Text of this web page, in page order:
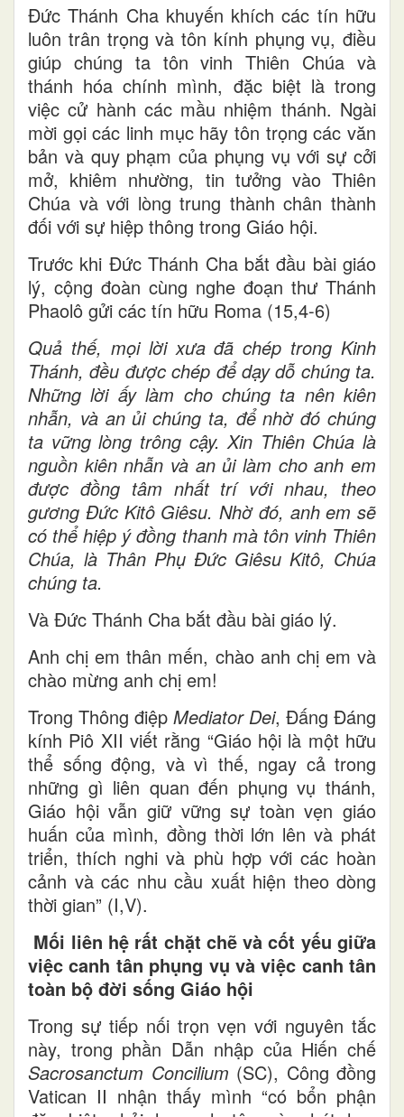
Đức Thánh Cha khuyến khích các tín hữu
luôn trân trọng và tôn kính phụng vụ, điều
giúp chúng ta tôn vinh Thiên Chúa và
thánh hóa chính mình, đặc biệt là trong
việc cử hành các mầu nhiệm thánh. Ngài
mời gọi các linh mục hãy tôn trọng các văn
bản và quy phạm của phụng vụ với sự cởi
mở, khiêm nhường, tin tưởng vào Thiên
Chúa và với lòng trung thành chân thành
đối với sự hiệp thông trong Giáo hội.
Trước khi Đức Thánh Cha bắt đầu bài giáo
lý, cộng đoàn cùng nghe đoạn thư Thánh
Phaolô gửi các tín hữu Roma (15,4-6)
Quả thế, mọi lời xưa đã chép trong Kinh
Thánh, đều được chép để dạy dỗ chúng ta.
Những lời ấy làm cho chúng ta nên kiên
nhẫn, và an ủi chúng ta, để nhờ đó chúng
ta vững lòng trông cậy. Xin Thiên Chúa là
nguồn kiên nhẫn và an ủi làm cho anh em
được đồng tâm nhất trí với nhau, theo
gương Đức Kitô Giêsu. Nhờ đó, anh em sẽ
có thể hiệp ý đồng thanh mà tôn vinh Thiên
Chúa, là Thân Phụ Đức Giêsu Kitô, Chúa
chúng ta.
Và Đức Thánh Cha bắt đầu bài giáo lý.
Anh chị em thân mến, chào anh chị em và
chào mừng anh chị em!
Trong Thông điệp Mediator Dei, Đấng Đáng
kính Piô XII viết rằng “Giáo hội là một hữu
thể sống động, và vì thế, ngay cả trong
những gì liên quan đến phụng vụ thánh,
Giáo hội vẫn giữ vững sự toàn vẹn giáo
huấn của mình, đồng thời lớn lên và phát
triển, thích nghi và phù hợp với các hoàn
cảnh và các nhu cầu xuất hiện theo dòng
thời gian” (I,V).
Mối liên hệ rất chặt chẽ và cốt yếu giữa
việc canh tân phụng vụ và việc canh tân
toàn bộ đời sống Giáo hội
Trong sự tiếp nối trọn vẹn với nguyên tắc
này, trong phần Dẫn nhập của Hiến chế
Sacrosanctum Concilium (SC), Công đồng
Vatican II nhận thấy mình “có bổn phận